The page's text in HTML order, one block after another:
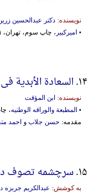
نویسنده: دکتر عبدالحسین
• امیرکبیر ، چاپ سوم، تهران، ۱۳۶۹ش.
۱۴. السعادة الأبدیة
نویسنده: ابن المؤقت
• المطبعة والوراقه الوطنیه، چاپ
مقدمه: حسن جلاب و احمد
۱۵. سرچشمه تصوف در
به کوشش: عبدالکریم جربزه